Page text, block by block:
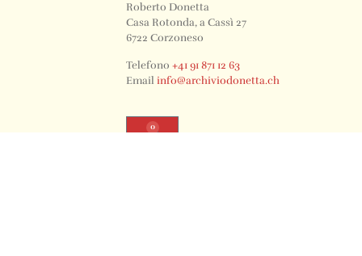
Roberto Donetta
Casa Rotonda, a Cassì 27
6722 Corzoneso
Telefono+41 91 871 12 63
Emailinfo@archiviodonetta.ch
0